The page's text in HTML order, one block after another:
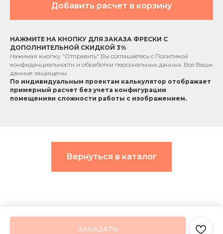
ЗАКАЗАТЬ
Добавить расчет в корзину
НАЖМИТЕ НА КНОПКУ ДЛЯ ЗАКАЗА ФРЕСКИ С
ДОПОЛНИТЕЛЬНОЙ СКИДКОЙ 3%
Нажимая кнопку "Отправить" Вы соглашаетесь с Политикой
конфиденциальности и обработки персональных данных. Все Ваши
данные защищены.
По индивидуальным проектам калькулятор отображает
примерный расчет без учета конфигурации
помещенияи сложности работы с изображением.
Вернуться в каталог